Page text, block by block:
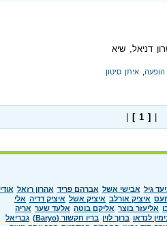
דניאל, שיא
הופעה איתן סיטון
[ 1 ]
גיל אבישי אשל אברהם פריד אהרון רזאל אודי
איציק אורלב איציק אשל איציק דדיה אלי
אליעזר בוצר אליקם בוטה אלעד שער אריה
לנדאו ברוך לוין בריו חקשור (Baryo)
גבריאל